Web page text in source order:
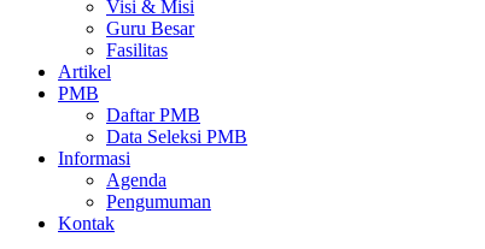
Visi & Misi
Guru Besar
Fasilitas
Artikel
PMB
Daftar PMB
Data Seleksi PMB
Informasi
Agenda
Pengumuman
Kontak